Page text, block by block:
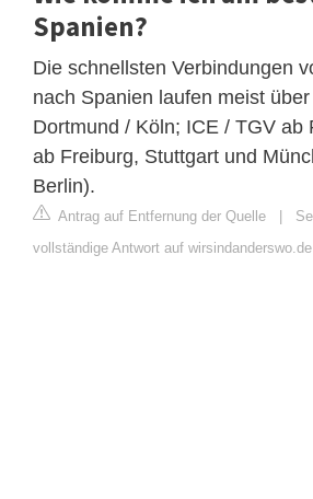
Spanien?
Die schnellsten Verbindungen
nach Spanien laufen meist
Dortmund / Köln; ICE / TGV ab
ab Freiburg, Stuttgart und
Berlin).
Antrag auf Entfernung der Quelle
vollständige Antwort auf